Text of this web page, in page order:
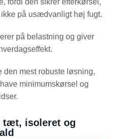
fordi den sikrer efterkørsel,
på usædvanligt høj fugt.
på belastning og giver
den mest robuste løsning,
minimumskørsel og
tæt, isoleret og